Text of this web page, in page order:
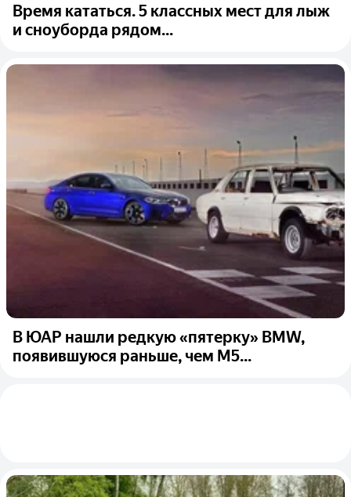
Время кататься. 5 классных мест для лыж
и сноуборда рядом...
В ЮАР нашли редкую «пятерку» BMW,
появившуюся раньше, чем M5...